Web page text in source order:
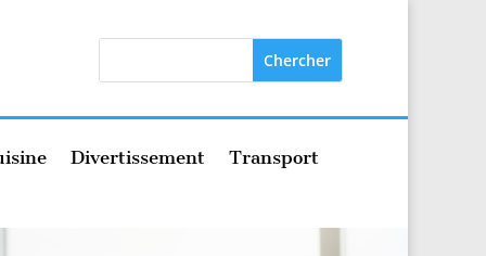
Divertissement Transport